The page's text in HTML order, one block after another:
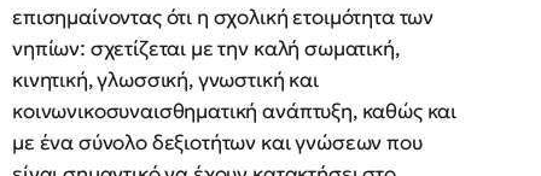
επισημαίνοντας ότι η σχολική ετοιμότητα των
νηπίων: σχετίζεται με την καλή σωματική,
κινητική, γλωσσική, γνωστική και
κοινωνικοσυναισθηματική ανάπτυξη, καθώς και
με ένα σύνολο δεξιοτήτων και γνώσεων που